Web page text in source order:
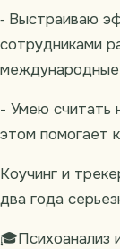
⁃ Выстраиваю
сотрудниками
- Умею считать
этом помогает
Коучинг и
два года
🎓Психоанализ